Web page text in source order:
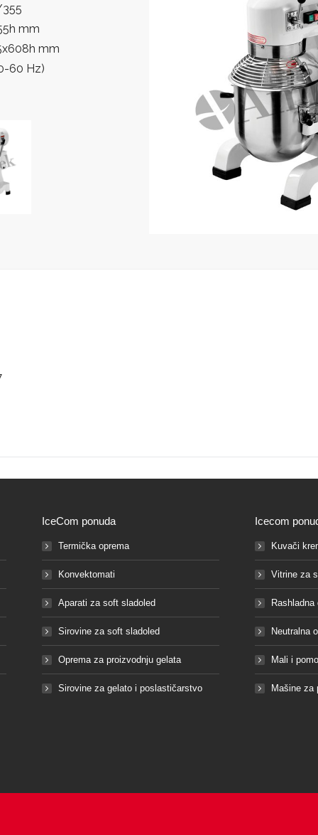
mm
mm
60 Hz)
IceCom ponuda
Termička oprema
Konvektomati
Aparati za soft sladoled
Sirovine za soft sladoled
Oprema za proizvodnju gelata
Sirovine za gelato i poslastičarstvo
Icecom
Kuvači
Vitrine za
Rashladna
Neutralna
Mali i
Mašine za